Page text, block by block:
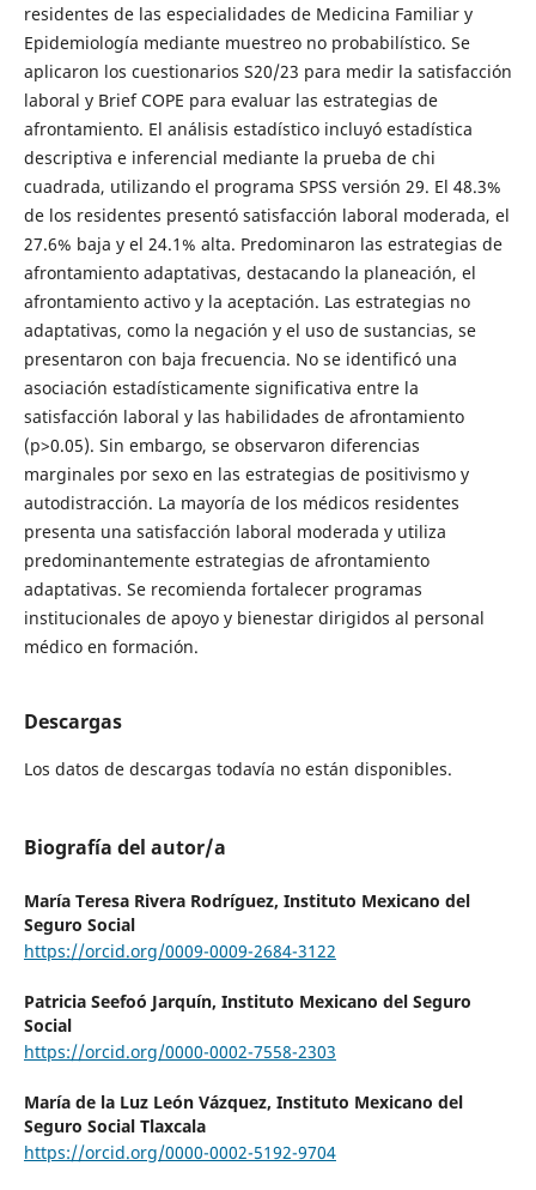
residentes de las especialidades de Medicina Familiar y
Epidemiología mediante muestreo no probabilístico. Se
aplicaron los cuestionarios S20/23 para medir la satisfacción
laboral y Brief COPE para evaluar las estrategias de
afrontamiento. El análisis estadístico incluyó estadística
descriptiva e inferencial mediante la prueba de chi
cuadrada, utilizando el programa SPSS versión 29. El 48.3%
de los residentes presentó satisfacción laboral moderada, el
27.6% baja y el 24.1% alta. Predominaron las estrategias de
afrontamiento adaptativas, destacando la planeación, el
afrontamiento activo y la aceptación. Las estrategias no
adaptativas, como la negación y el uso de sustancias, se
presentaron con baja frecuencia. No se identificó una
asociación estadísticamente significativa entre la
satisfacción laboral y las habilidades de afrontamiento
(p>0.05). Sin embargo, se observaron diferencias
marginales por sexo en las estrategias de positivismo y
autodistracción. La mayoría de los médicos residentes
presenta una satisfacción laboral moderada y utiliza
predominantemente estrategias de afrontamiento
adaptativas. Se recomienda fortalecer programas
institucionales de apoyo y bienestar dirigidos al personal
médico en formación.
Descargas
Los datos de descargas todavía no están disponibles.
Biografía del autor/a
María Teresa Rivera Rodríguez, Instituto Mexicano del
Seguro Social
https://orcid.org/0009-0009-2684-3122
Patricia Seefoó Jarquín, Instituto Mexicano del Seguro
Social
https://orcid.org/0000-0002-7558-2303
María de la Luz León Vázquez, Instituto Mexicano del
Seguro Social Tlaxcala
https://orcid.org/0000-0002-5192-9704